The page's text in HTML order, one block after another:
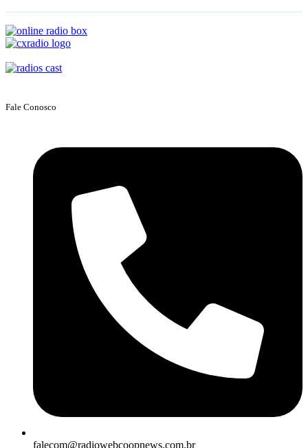
Fale Conosco
falecom@radiowebcoopnews.com.br